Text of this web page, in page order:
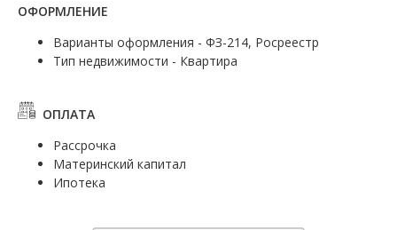
ОФОРМЛЕНИЕ
Варианты оформления - ФЗ-214, Росреестр
Тип недвижимости - Квартира
ОПЛАТА
Рассрочка
Материнский капитал
Ипотека